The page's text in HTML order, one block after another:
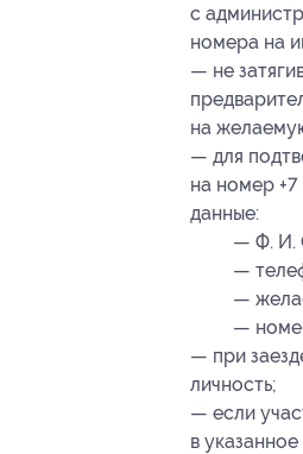
с
номера на
— не
на
— для
на номер
данные:
— Ф. И.
—
—
—
— при
личность;
— если
в